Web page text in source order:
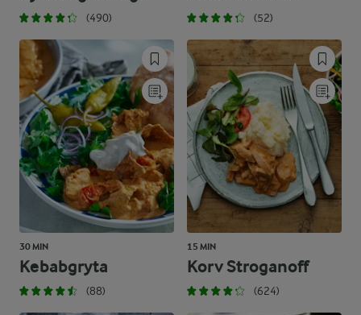
(490) (52)
30 MIN
Kebabgryta
(88)
15 MIN
Korv Stroganoff
(624)